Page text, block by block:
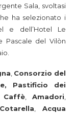
Sala, svoltasi
ha selezionato i
e dell’Hotel Le
Pascale del Vilòn
Consorzio del
Pastificio dei
Caffè,Amadori
Acqua